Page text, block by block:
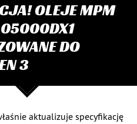
OLEJE MPM
DO
3
aktualizuje specyfikację